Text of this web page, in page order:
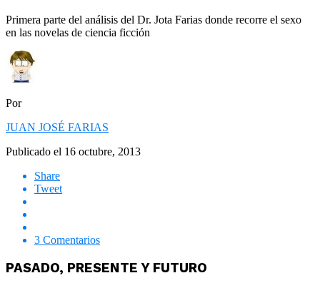
Primera parte del análisis del Dr. Jota Farias donde recorre el sexo
en las novelas de ciencia ficción
Por
JUAN JOSÉ FARIAS
Publicado el 16 octubre, 2013
Share
Tweet
3 Comentarios
PASADO, PRESENTE Y FUTURO